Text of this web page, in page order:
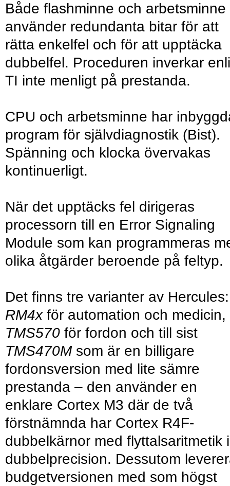
Både flashminne och arbetsminne
använder redundanta bitar för att
rätta enkelfel och för att upptäcka
dubbelfel. Proceduren inverkar
TI inte menligt på prestanda.
CPU och arbetsminne har
program för självdiagnostik (Bist).
Spänning och klocka övervakas
kontinuerligt.
När det upptäcks fel dirigeras
processorn till en Error Signaling
Module som kan programmeras
olika åtgärder beroende på feltyp.
Det finns tre varianter av Hercules:
RM4xför automation och medicin,
TMS570 för fordon och till sist
TMS470Msom är en billigare
fordonsversion med lite sämre
prestanda – den använder en
enklare Cortex M3 där de två
förstnämnda har Cortex R4F-
dubbelkärnor med flyttalsaritmetik i
dubbelprecision. Dessutom
budgetversionen med som högst